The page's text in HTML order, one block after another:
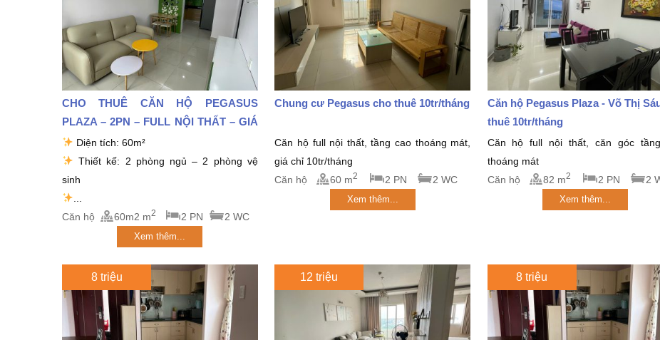
CHO THUÊ CĂN HỘ PEGASUS
PLAZA – 2PN – FULL NỘI THẤT – GIÁ
CHỈ 9...
Diện tích: 60m²
Thiết kế: 2 phòng ngủ – 2 phòng vệ
sinh
Căn hộ
60m2 m2 2 PN 2 WC
Xem thêm...
Chung cư Pegasus cho thuê 10tr/tháng
Căn hộ full nội thất, tầng cao thoáng mát,
giá chỉ 10tr/tháng
Căn hộ
60 m2 2 PN 2 WC
Xem thêm...
Căn hộ Pegasus Plaza - Võ Thị
thuê 10tr/tháng
Căn hộ full nội thất, căn góc
thoáng mát
Căn hộ
82 m2 2 PN 2
Xem thêm...
8 triệu 12 triệu 8 triệu